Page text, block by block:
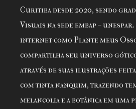
Curitiba desde 2020, sendo
Visuais na sede embap –
internet como Plante meus
compartilha seu universo
através de suas ilustrações
com tinta nanquim, trazendo
melancolia e a botânica em uma